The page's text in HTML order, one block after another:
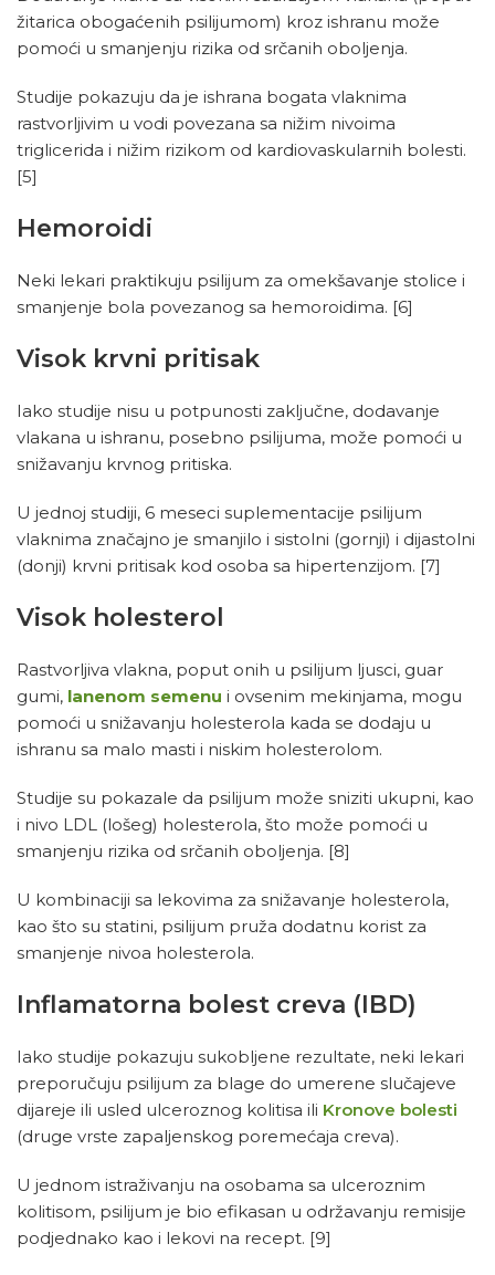
žitarica obogaćenih psilijumom) kroz ishranu može
pomoći u smanjenju rizika od srčanih oboljenja.
Studije pokazuju da je ishrana bogata vlaknima
rastvorljivim u vodi povezana sa nižim nivoima
triglicerida i nižim rizikom od kardiovaskularnih bolesti.
[5]
Hemoroidi
Neki lekari praktikuju psilijum za omekšavanje stolice i
smanjenje bola povezanog sa hemoroidima. [6]
Visok krvni pritisak
Iako studije nisu u potpunosti zaključne, dodavanje
vlakana u ishranu, posebno psilijuma, može pomoći u
snižavanju krvnog pritiska.
U jednoj studiji, 6 meseci suplementacije psilijum
vlaknima značajno je smanjilo i sistolni (gornji) i dijastolni
(donji) krvni pritisak kod osoba sa hipertenzijom. [7]
Visok holesterol
Rastvorljiva vlakna, poput onih u psilijum ljusci, guar
gumi, lanenom semenu i ovsenim mekinjama, mogu
pomoći u snižavanju holesterola kada se dodaju u
ishranu sa malo masti i niskim holesterolom.
Studije su pokazale da psilijum može sniziti ukupni, kao
i nivo LDL (lošeg) holesterola, što može pomoći u
smanjenju rizika od srčanih oboljenja. [8]
U kombinaciji sa lekovima za snižavanje holesterola,
kao što su statini, psilijum pruža dodatnu korist za
smanjenje nivoa holesterola.
Inflamatorna bolest creva (IBD)
Iako studije pokazuju sukobljene rezultate, neki lekari
preporučuju psilijum za blage do umerene slučajeve
dijareje ili usled ulceroznog kolitisa ili Kronove bolesti
(druge vrste zapaljenskog poremećaja creva).
U jednom istraživanju na osobama sa ulceroznim
kolitisom, psilijum je bio efikasan u održavanju remisije
podjednako kao i lekovi na recept. [9]